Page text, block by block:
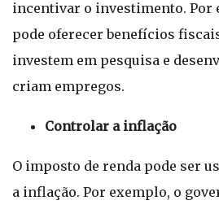
incentivar o investimento. Por
pode oferecer benefícios
investem em pesquisa e
criam empregos.
Controlar a inflação
O imposto de renda pode ser
a inflação. Por exemplo, o